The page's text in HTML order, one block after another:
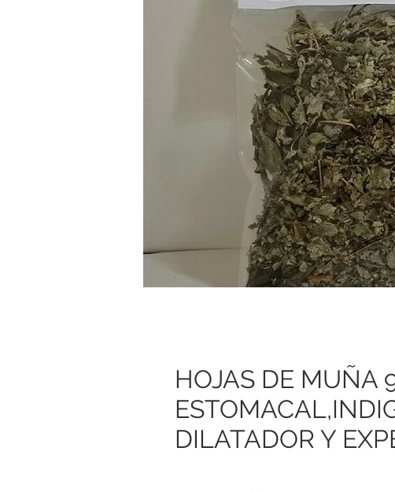
HOJAS DE MUÑA
DILATADOR Y